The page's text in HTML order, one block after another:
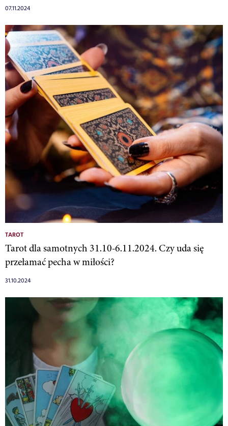
07.11.2024
TAROT
Tarot dla samotnych 31.10-6.11.2024. Czy uda się
przełamać pecha w miłości?
31.10.2024